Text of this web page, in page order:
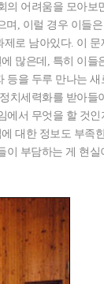
어려움을 모아보
, 이럴 경우 이들
로 남아있다. 이
많은데, 특히 이들
을 두루 만나는
치세력화를 받아들
서 무엇을 할 것
대한 정보도 부족
부담하는 게 현